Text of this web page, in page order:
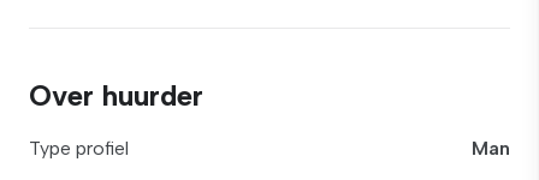
Over huurder
Type profiel
Man